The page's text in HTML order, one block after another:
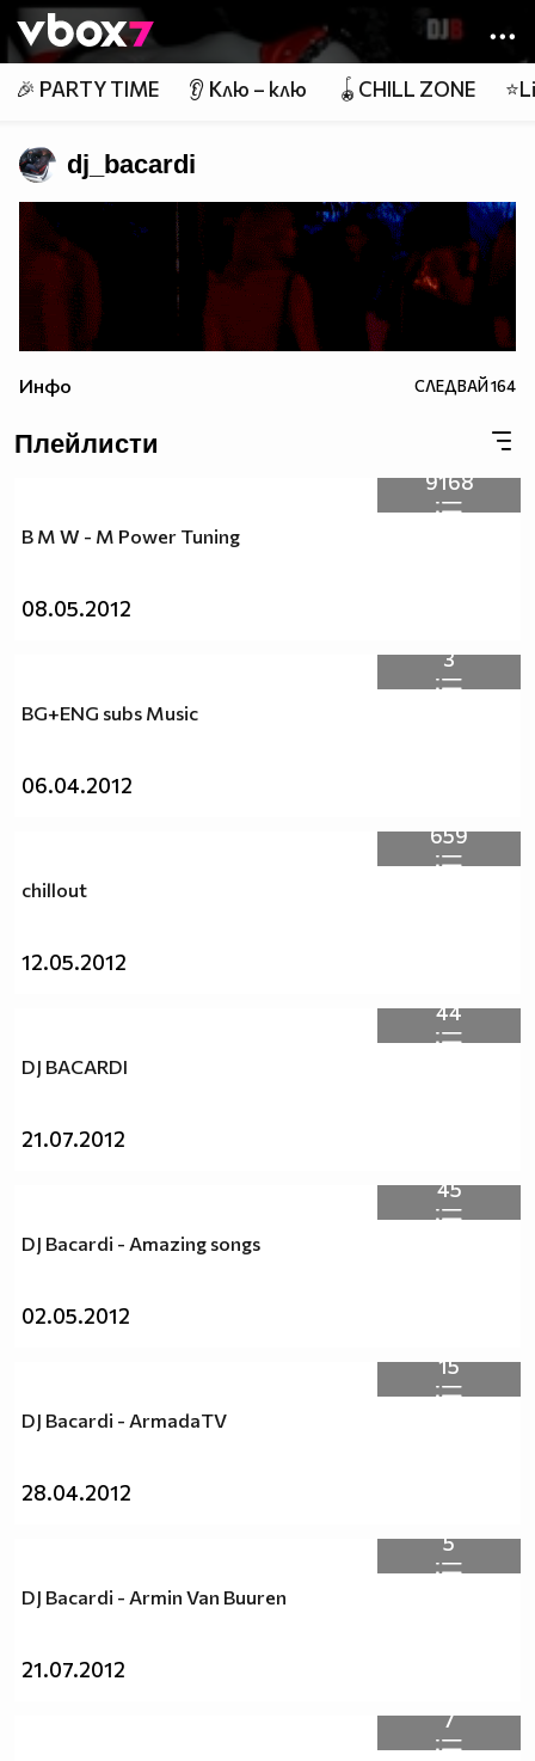
Member of
👾
🎉 PARTY TIME 👂 Клю – клю 🪀CHILL ZONE
dj_bacardi
Инфо СЛЕДВАЙ164
Плейлисти
9168
B M W - M Power Tuning
08.05.2012
3
BG+ENG subs Music
06.04.2012
659
chillout
12.05.2012
44
DJ BACARDI
21.07.2012
45
DJ Bacardi - Amazing songs
02.05.2012
15
DJ Bacardi - ArmadaTV
28.04.2012
5
DJ Bacardi - Armin Van Buuren
21.07.2012
7